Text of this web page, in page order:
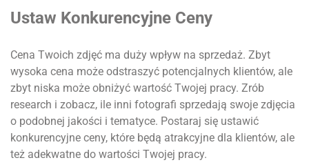
Ustaw Konkurencyjne Ceny
Cena Twoich zdjęć ma duży wpływ na sprzedaż. Zbyt
wysoka cena może odstraszyć potencjalnych klientów, ale
zbyt niska może obniżyć wartość Twojej pracy. Zrób
research i zobacz, ile inni fotografi sprzedają swoje zdjęcia
o podobnej jakości i tematyce. Postaraj się ustawić
konkurencyjne ceny, które będą atrakcyjne dla klientów, ale
też adekwatne do wartości Twojej pracy.